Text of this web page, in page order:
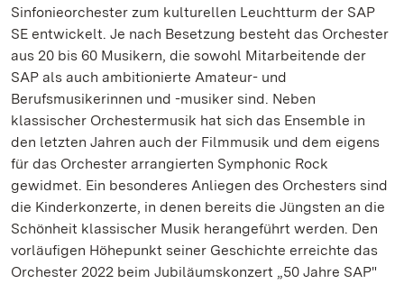
Sinfonieorchester zum kulturellen Leuchtturm der SAP
SE entwickelt. Je nach Besetzung besteht das Orchester
aus 20 bis 60 Musikern, die sowohl Mitarbeitende der
SAP als auch ambitionierte Amateur- und
Berufsmusikerinnen und -musiker sind. Neben
klassischer Orchestermusik hat sich das Ensemble in
den letzten Jahren auch der Filmmusik und dem eigens
für das Orchester arrangierten Symphonic Rock
gewidmet. Ein besonderes Anliegen des Orchesters sind
die Kinderkonzerte, in denen bereits die Jüngsten an die
Schönheit klassischer Musik herangeführt werden. Den
vorläufigen Höhepunkt seiner Geschichte erreichte das
Orchester 2022 beim Jubiläumskonzert „50 Jahre SAP"